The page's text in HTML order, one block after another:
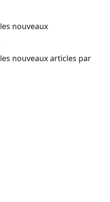
nouveaux
nouveaux articles par